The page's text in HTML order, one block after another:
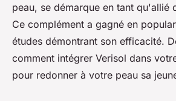
peau, se démarque en tant qu'allié
Ce complément a gagné en
études démontrant son efficacité.
comment intégrer Verisol dans
pour redonner à votre peau sa